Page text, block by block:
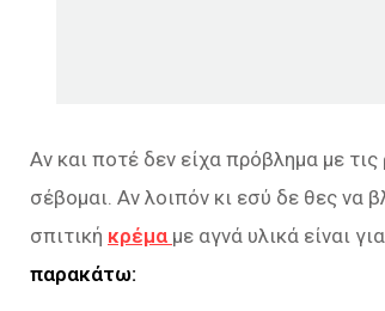
Αν και ποτέ δεν είχα πρόβλημα με
σέβομαι. Αν λοιπόν κι εσύ δε θες να
σπιτική κρέμα με αγνά υλικά είναι
παρακάτω: